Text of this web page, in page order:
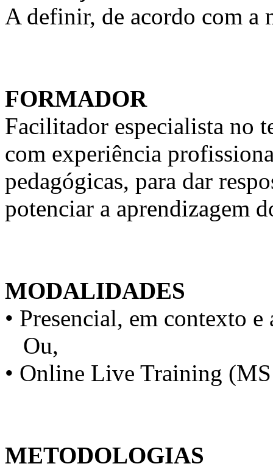
A definir, de acordo com a
FORMADOR
Facilitador especialista no
com experiência
pedagógicas, para dar
potenciar a aprendizagem
MODALIDADES
• Presencial, em contexto
Ou,
• Online Live Training
METODOLOGIAS